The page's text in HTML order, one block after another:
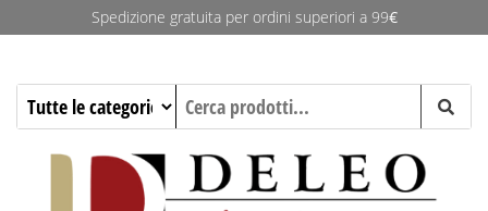
Spedizione gratuita per ordini superiori a 99€
Deleo Wine & More